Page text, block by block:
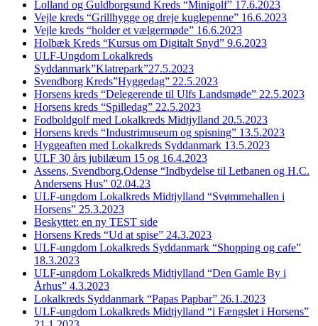
Lolland og Guldborgsund Kreds “Minigolf” 17.6.2023
Vejle kreds “Grillhygge og dreje kuglepenne” 16.6.2023
Vejle kreds “holder et vælgermøde” 16.6.2023
Holbæk Kreds “Kursus om Digitalt Snyd” 9.6.2023
ULF-Ungdom Lokalkreds
Syddanmark”Klatrepark”27.5.2023
Svendborg Kreds”Hyggedag” 22.5.2023
Horsens kreds “Delegerende til Ulfs Landsmøde” 22.5.2023
Horsens kreds “Spilledag” 22.5.2023
Fodboldgolf med Lokalkreds Midtjylland 20.5.2023
Horsens kreds “Industrimuseum og spisning” 13.5.2023
Hyggeaften med Lokalkreds Syddanmark 13.5.2023
ULF 30 års jubilæum 15 og 16.4.2023
Assens, Svendborg,Odense “Indbydelse til Letbanen og H.C.
Andersens Hus” 02.04.23
ULF-ungdom Lokalkreds Midtjylland “Svømmehallen i
Horsens” 25.3.2023
Beskyttet: en ny TEST side
Horsens Kreds “Ud at spise” 24.3.2023
ULF-ungdom Lokalkreds Syddanmark “Shopping og cafe”
18.3.2023
ULF-ungdom Lokalkreds Midtjylland “Den Gamle By i
Århus” 4.3.2023
Lokalkreds Syddanmark “Papas Papbar” 26.1.2023
ULF-ungdom Lokalkreds Midtjylland “i Fængslet i Horsens”